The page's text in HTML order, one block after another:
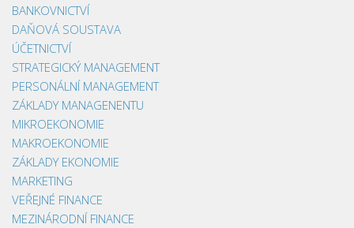
BANKOVNICTVÍ
DAŇOVÁ SOUSTAVA
ÚČETNICTVÍ
STRATEGICKÝ MANAGEMENT
PERSONÁLNÍ MANAGEMENT
ZÁKLADY MANAGENENTU
MIKROEKONOMIE
MAKROEKONOMIE
ZÁKLADY EKONOMIE
MARKETING
VEŘEJNÉ FINANCE
MEZINÁRODNÍ FINANCE